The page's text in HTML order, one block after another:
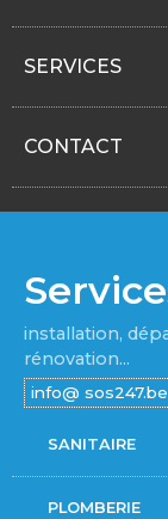
SERVICES
CONTACT
installation,
rénovation...
SANITAIRE
PLOMBERIE